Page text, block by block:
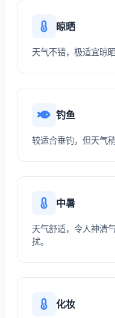
晾晒
天气不错，极适宜晾晒
钓鱼
较适合垂钓，但天气
中暑
天气舒适，令人神清
扰。
化妆